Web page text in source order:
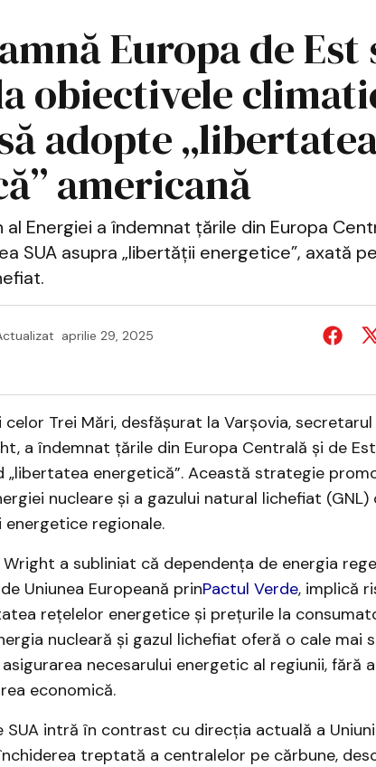
Europa de Est
obiectivele
adopte
americană
Energiei a îndemnat țările din Europa
SUA asupra „libertății energetice”, axată
aprilie 29, 2025
Trei Mări, desfășurat la Varșovia,
a îndemnat țările din Europa Centrală și de
„libertatea energetică”. Această strategie
nucleare și a gazului natural lichefiat (GNL)
regionale.
Wright a subliniat că dependența de energia
Uniunea Europeană prinPactul Verde, implică
rețelelor energetice și prețurile la
nucleară și gazul lichefiat oferă o cale mai
necesarului energetic al regiunii, fără a
economică.
intră în contrast cu direcția actuală a
treptată a centralelor pe cărbune,